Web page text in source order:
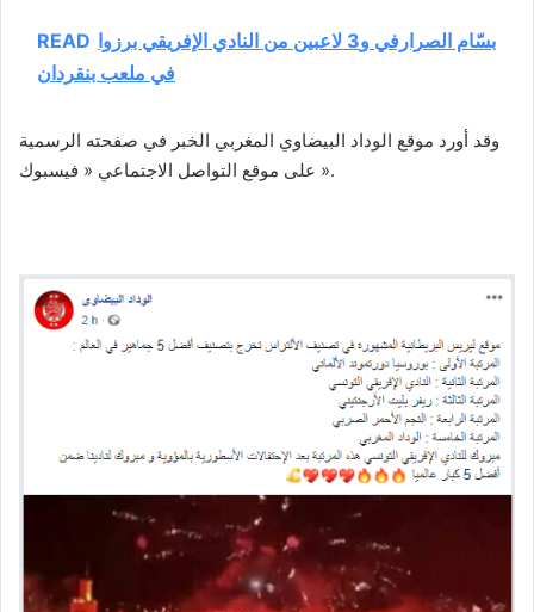
READ بسّام الصرارفي و3 لاعبين من النادي الإفريقي برزوا
في ملعب بنقردان
وقد أورد موقع الوداد البيضاوي المغربي الخبر في صفحته الرسمية
على موقع التواصل الاجتماعي « فيسبوك ».